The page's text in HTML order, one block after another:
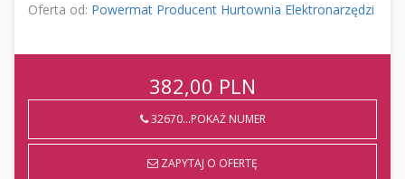
Oferta od: Powermat Producent Hurtownia Elektronarzędzi
382,00 PLN
32670...POKAŻ NUMER
ZAPYTAJ O OFERTĘ